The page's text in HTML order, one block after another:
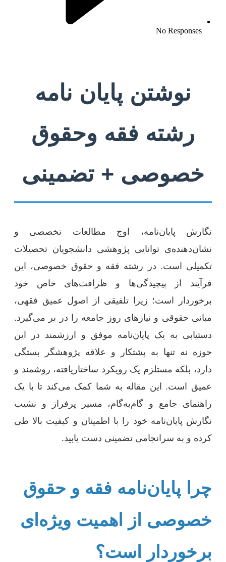
No Responses
نوشتن پایان نامه
رشته فقه وحقوق
خصوصی + تضمینی
نگارش پایان‌نامه، اوج مطالعات تخصصی و
نشان‌دهنده‌ی توانایی پژوهشی دانشجویان تحصیلات
تکمیلی است. در رشته فقه و حقوق خصوصی، این
فرآیند از پیچیدگی‌ها و ظرافت‌های خاص خود
برخوردار است؛ زیرا تلفیقی از اصول عمیق فقهی،
مبانی حقوقی و نیازهای روز جامعه را در بر می‌گیرد.
دستیابی به یک پایان‌نامه موفق و ارزشمند در این
حوزه نه تنها به پشتکار و علاقه پژوهشگر بستگی
دارد، بلکه مستلزم یک رویکرد ساختاریافته، روشمند و
عمیق است. این مقاله به شما کمک می‌کند تا با یک
راهنمای جامع و گام‌به‌گام، مسیر پرفراز و نشیب
نگارش پایان‌نامه خود را با اطمینان و کیفیت بالا طی
کرده و به سرانجامی تضمینی دست یابید.
چرا پایان‌نامه فقه و حقوق
خصوصی از اهمیت ویژه‌ای
برخوردار است؟